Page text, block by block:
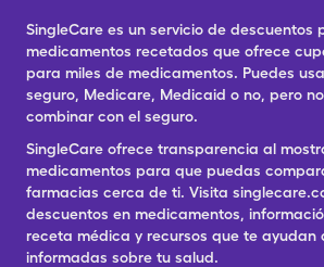
SingleCare es un servicio de descuentos
medicamentos recetados que ofrece
para miles de medicamentos. Puedes
seguro, Medicare, Medicaid o no, pero
combinar con el seguro.
SingleCare ofrece transparencia al
medicamentos para que puedas
farmacias cerca de ti. Visita
descuentos en medicamentos,
receta médica y recursos que te ayudan
informadas sobre tu salud.